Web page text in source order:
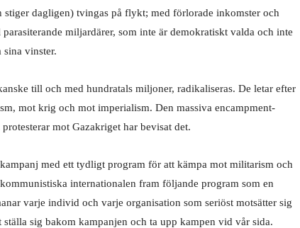
dagligen) tvingas på flykt; med förlorade inkomster och
miljardärer, som inte är demokratiskt valda och inte
sina vinster.
till och med hundratals miljoner, radikaliseras. De letar efter
mot krig och mot imperialism. Den massiva encampment-
mot Gazakriget har bevisat det.
med ett tydligt program för att kämpa mot militarism och
internationalen fram följande program som en
varje individ och varje organisation som seriöst motsätter sig
sig bakom kampanjen och ta upp kampen vid vår sida.